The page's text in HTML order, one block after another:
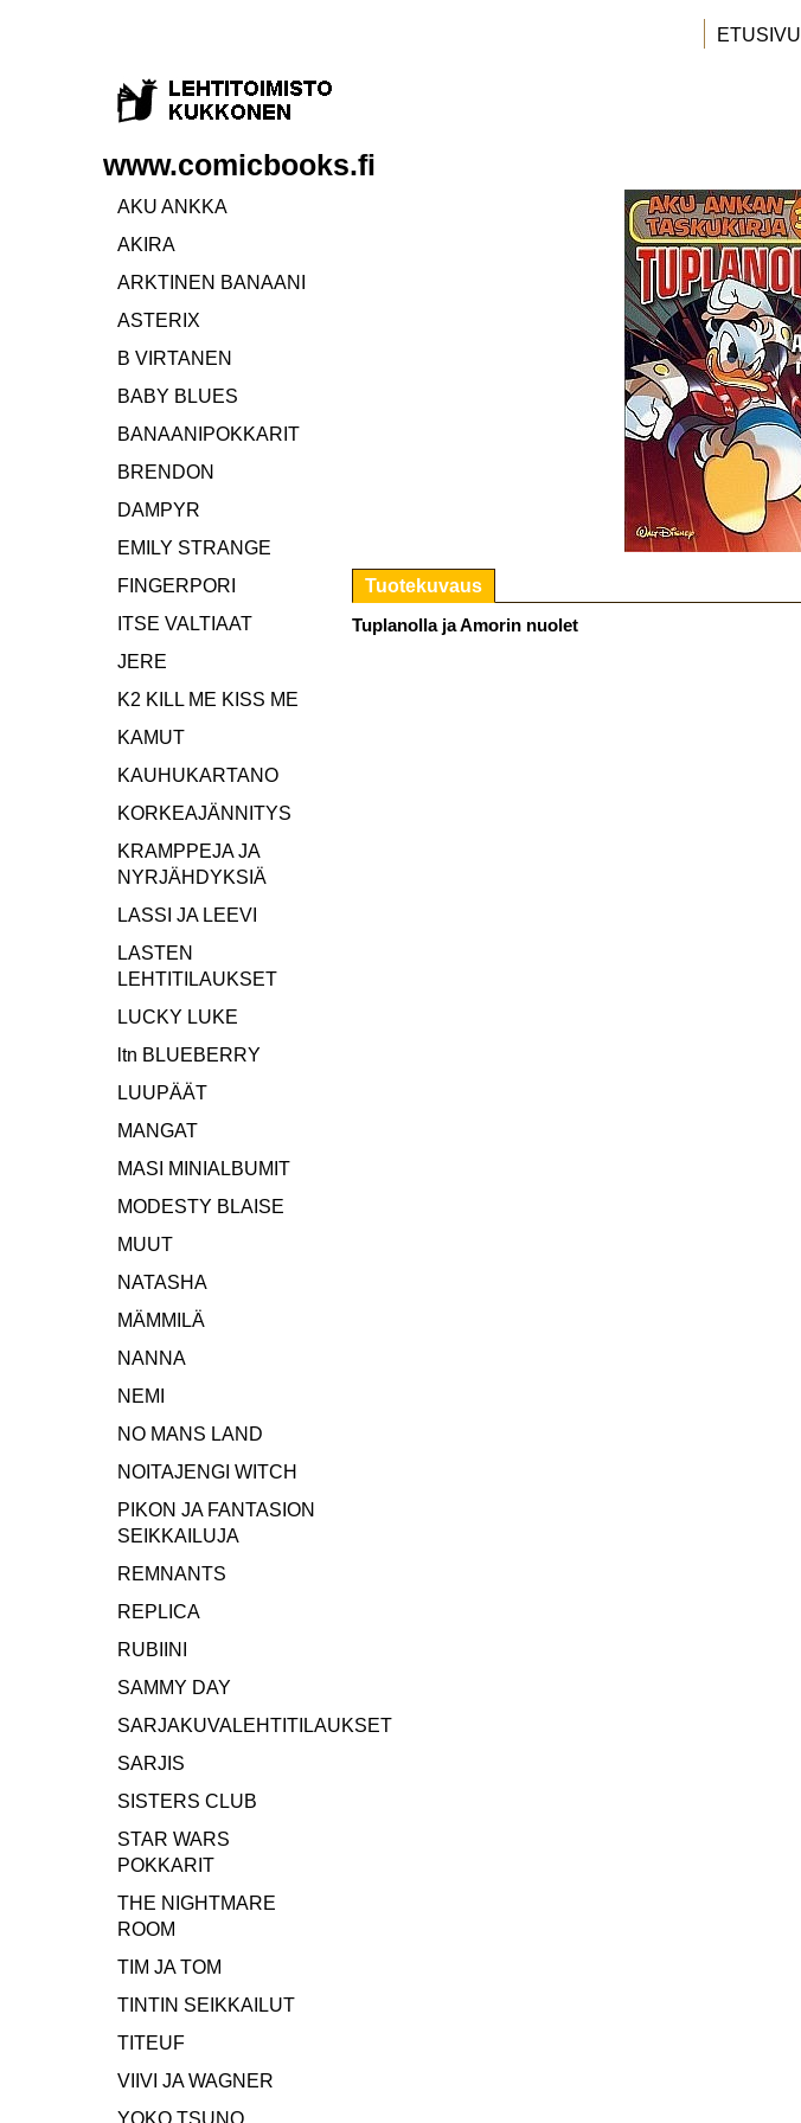
ETUSIVU
www.comicbooks.fi
AKU ANKKA
AKIRA
ARKTINEN BANAANI
ASTERIX
B VIRTANEN
BABY BLUES
BANAANIPOKKARIT
BRENDON
DAMPYR
EMILY STRANGE
FINGERPORI
ITSE VALTIAAT
JERE
K2 KILL ME KISS ME
KAMUT
KAUHUKARTANO
KORKEAJÄNNITYS
KRAMPPEJA JA
NYRJÄHDYKSIÄ
LASSI JA LEEVI
LASTEN
LEHTITILAUKSET
LUCKY LUKE
ltn BLUEBERRY
LUUPÄÄT
MANGAT
MASI MINIALBUMIT
MODESTY BLAISE
MUUT
NATASHA
MÄMMILÄ
NANNA
NEMI
NO MANS LAND
NOITAJENGI WITCH
PIKON JA FANTASION
SEIKKAILUJA
REMNANTS
REPLICA
RUBIINI
SAMMY DAY
SARJAKUVALEHTITILAUKSET
SARJIS
SISTERS CLUB
STAR WARS
POKKARIT
THE NIGHTMARE
ROOM
TIM JA TOM
TINTIN SEIKKAILUT
TITEUF
VIIVI JA WAGNER
YOKO TSUNO
Tuotekuvaus
Tuplanolla ja Amorin nuolet